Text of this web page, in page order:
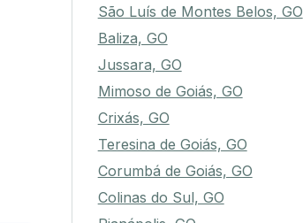
São Luís de Montes Belos, GO
Baliza, GO
Jussara, GO
Mimoso de Goiás, GO
Crixás, GO
Teresina de Goiás, GO
Corumbá de Goiás, GO
Colinas do Sul, GO